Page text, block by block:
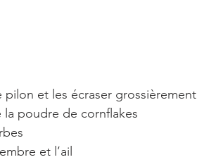
et les écraser grossièrement
poudre de cornflakes
et l’ail